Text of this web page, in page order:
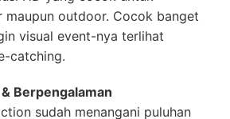
maupun outdoor. Cocok banget
visual event-nya terlihat
catching.
Berpengalaman
sudah menangani puluhan